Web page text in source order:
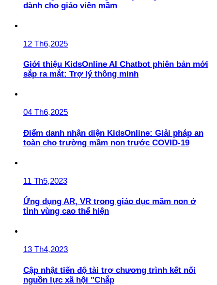
dành cho giáo viên mầm
12 Th6,2025
Giới thiệu KidsOnline AI Chatbot phiên bản mới
sắp ra mắt: Trợ lý thông minh
04 Th6,2025
Điểm danh nhận diện KidsOnline: Giải pháp an
toàn cho trường mầm non trước COVID-19
11 Th5,2023
Ứng dụng AR, VR trong giáo dục mầm non ở
tỉnh vùng cao thể hiện
13 Th4,2023
Cập nhật tiến độ tài trợ chương trình kết nối
nguồn lực xã hội "Chắp